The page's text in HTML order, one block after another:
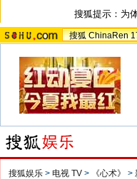
搜狐提示：为
搜狐 ChinaRen
搜狐娱乐 > 电视 TV > 《心术》 >